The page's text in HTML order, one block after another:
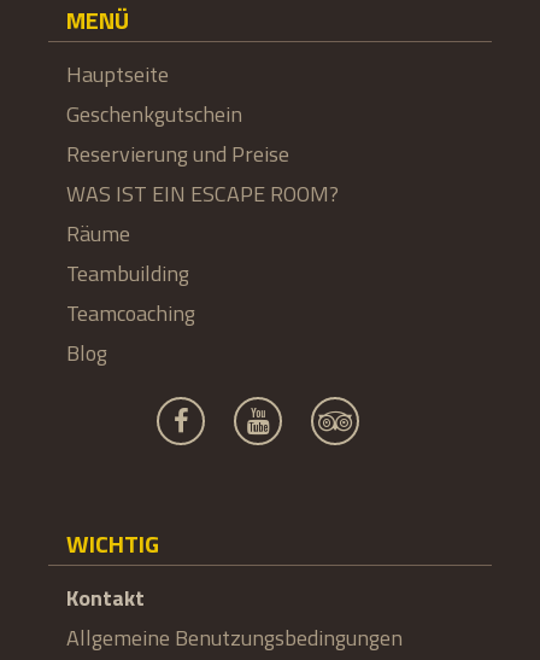
MENÜ
Hauptseite
Geschenkgutschein
Reservierung und Preise
WAS IST EIN ESCAPE ROOM?
Räume
Teambuilding
Teamcoaching
Blog
WICHTIG
Kontakt
Allgemeine Benutzungsbedingungen